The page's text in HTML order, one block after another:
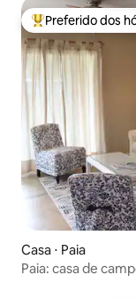
Entre os
Preferido dos
Casa ⋅ Paia
Paia: casa de